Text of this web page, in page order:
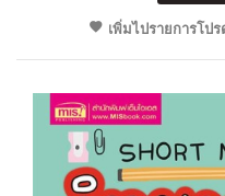
เพิ่มไปรายการโปร